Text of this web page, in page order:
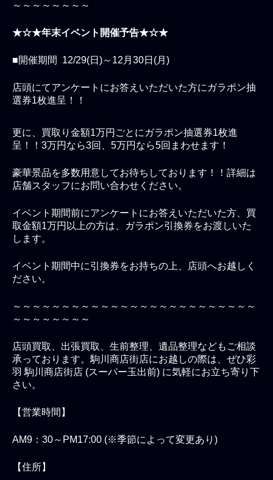
～～～～～～～～
★☆★年末イベント開催予告★☆★
■開催期間 12/29(日)～12月30日(月)
店頭にてアンケートにお答えいただいた方にガラポン抽
選券1枚進呈！！
更に、買取り金額1万円ごとにガラポン抽選券1枚進
呈！！3万円なら3回、5万円なら5回まわせます！
豪華景品を多数用意してお待ちしております！！詳細は
店舗スタッフにお問い合わせください。
イベント期間前にアンケートにお答えいただいた方、買
取金額1万円以上の方は、ガラポン引換券をお渡しいた
します。
イベント期間中に引換券をお持ちの上、店頭へお越しく
ださい。
～～～～～～～～～～～～～～～～～～～～～～～～～
～～～～～～～～
店頭買取、出張買取、生前整理、遺品整理などもご相談
承っております。駒川商店街店にお越しの際は、ぜひ彩
羽 駒川商店街店 (スーパー玉出前) に気軽にお立ち寄り下
さい。
【営業時間】
AM9：30～PM17:00 (※季節によって変更あり)
【住所】